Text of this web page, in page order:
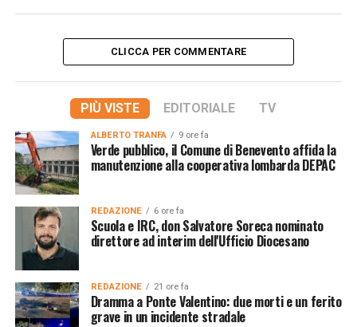
CLICCA PER COMMENTARE
PIÙ VISTE EDITORIALE TV
ALBERTO TRANFA 9 ore fa
Verde pubblico, il Comune di Benevento affida la
manutenzione alla cooperativa lombarda DEPAC
REDAZIONE 6 ore fa
Scuola e IRC, don Salvatore Soreca nominato
direttore ad interim dell'Ufficio Diocesano
REDAZIONE 21 ore fa
Dramma a Ponte Valentino: due morti e un ferito
grave in un incidente stradale